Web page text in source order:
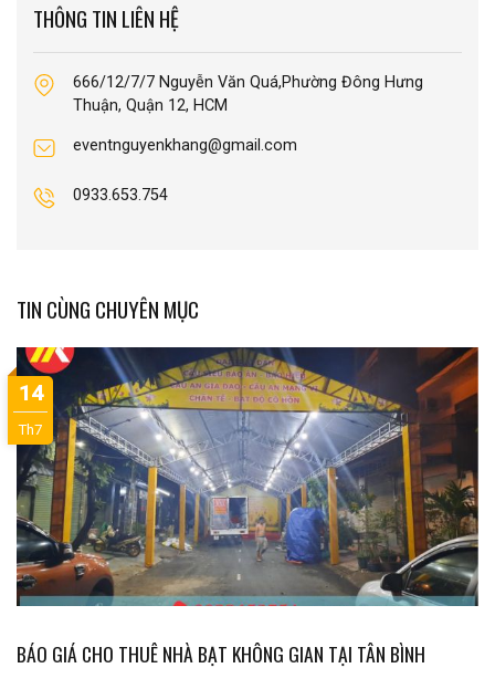
THÔNG TIN LIÊN HỆ
666/12/7/7 Nguyễn Văn Quá,Phường Đông Hưng
Thuận, Quận 12, HCM
eventnguyenkhang@gmail.com
0933.653.754
TIN CÙNG CHUYÊN MỤC
BÁO GIÁ CHO THUÊ NHÀ BẠT KHÔNG GIAN TẠI TÂN BÌNH
14
Th7